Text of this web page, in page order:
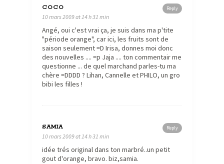
Reply
COCO
10 mars 2009 at 14 h 31 min
Angé, oui c'est vrai ça, je suis dans ma p'tite
"période orange", car ici, les fruits sont de
saison seulement =D Irisa, donnes moi donc
des nouvelles .... =p Jaja .... ton commentair me
questionne ... de quel marchand parles-tu ma
chère =DDDD ? Lihan, Cannelle et PHILO, un gro
bibi les filles !
Reply
SAMIA
10 mars 2009 at 14 h 31 min
idée trés original dans ton marbré..un petit
gout d'orange, bravo. biz,samia.